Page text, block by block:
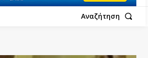
Αναζήτηση